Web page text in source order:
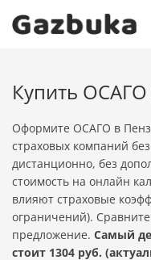
Купить
Оформите ОСАГО в
страховых компаний
дистанционно, без
стоимость на онлайн
влияют страховые
ограничений).
предложение. Самый
стоит 1304 руб.